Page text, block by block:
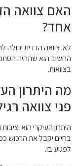
האם צוואה
אחד?
לא. צוואה הדדית
החשוב הוא שתהיה
בצוואות.
מה היתרון
פני צוואה
היתרון העיקרי הוא
בחיים יקבל את הרכוש
לפגוע בו.